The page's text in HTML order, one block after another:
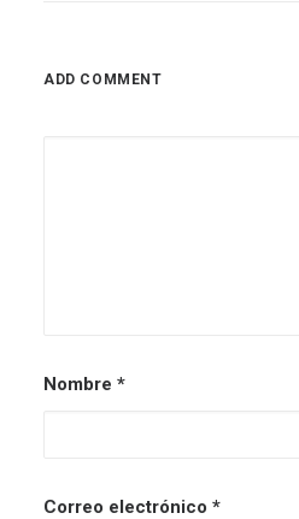
ADD COMMENT
Nombre *
Correo electrónico *